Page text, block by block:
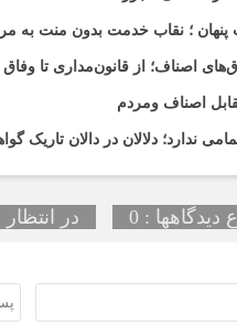
پنهان ؛ نقاب خدمت بدون منت به
اصناف؛ از قانون‌مداری تا
اصناف ومردم
ندارد؛ دلالان در دالان تاریک
: 0 در